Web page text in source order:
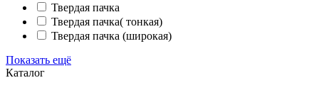
Твердая пачка
Твердая пачка( тонкая)
Твердая пачка (широкая)
Показать ещё
Каталог